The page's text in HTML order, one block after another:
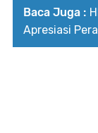
Baca Juga :
Apresiasi